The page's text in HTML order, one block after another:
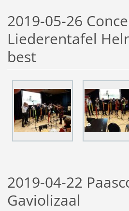
2019-05-26
Liederentafel
best
2019-04-22
Gaviolizaal